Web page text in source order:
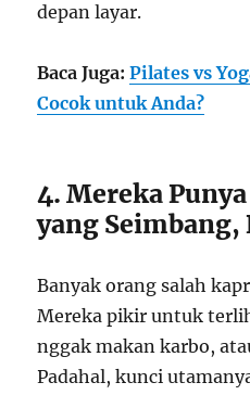
depan layar.
Baca Juga:Pilates vs
Cocok untuk Anda?
4. Mereka
yang Seimbang,
Banyak orang salah
Mereka pikir untuk
nggak makan karbo,
Padahal, kunci